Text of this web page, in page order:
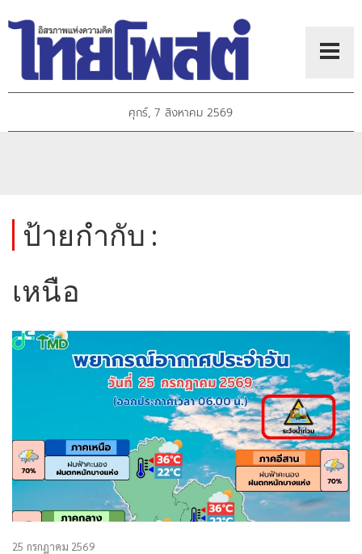
ศุกร์, 7 สิงหาคม 2569
ป้ายกำกับ :
เหนือ
25 กรกฎาคม 2569